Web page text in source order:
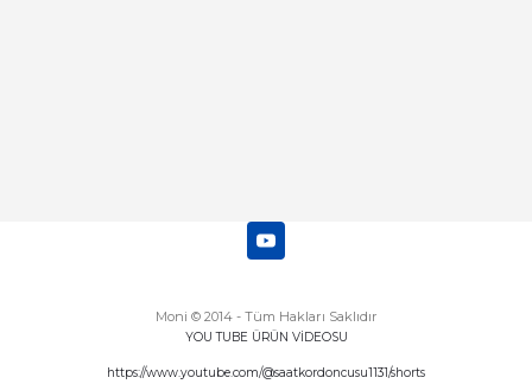
Moni © 2014 - Tüm Hakları Saklıdır
YOU TUBE ÜRÜN VİDEOSU
https://www.youtube.com/@saatkordoncusu1131/shorts